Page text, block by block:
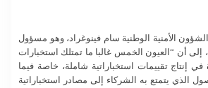
الأمنية الوطنية سام فينوغراد، وهو مسؤول
إلى أن “العيون الخمس غالبا ما تمتلك استخبارات
في إنتاج تقييمات استخباراتية شاملة، خاصة فيما
الذي يتمتع به الشركاء إلى مصادر استخباراتية